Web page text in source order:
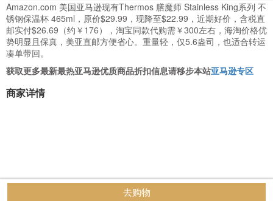
Amazon.com 美国亚马逊现有Thermos 膳魔师 Stainless King系列 不
锈钢保温杯 465ml，原价$29.99，现降至$22.99，近期好价，含税直
邮实付$26.69（约￥176），淘宝同款代购需￥300左右，海淘价格优
势明显且保真，美亚直邮方便省心。重量轻，仅5.6盎司，也适合转运
凑单带回。
获取更多最新最热亚马逊优质商品折扣信息请移步本站亚马逊专区
商家详情
去购物